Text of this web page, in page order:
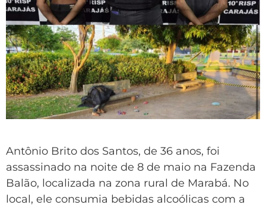
Antônio Brito dos Santos, de 36 anos, foi
assassinado na noite de 8 de maio na Fazenda
Balão, localizada na zona rural de Marabá. No
local, ele consumia bebidas alcoólicas com a